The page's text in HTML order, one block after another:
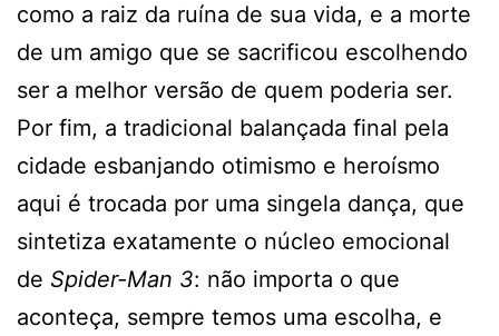
como a raiz da ruína de sua vida, e a morte
de um amigo que se sacrificou escolhendo
ser a melhor versão de quem poderia ser.
Por fim, a tradicional balançada final pela
cidade esbanjando otimismo e heroísmo
aqui é trocada por uma singela dança, que
sintetiza exatamente o núcleo emocional
de Spider-Man 3: não importa o que
aconteça, sempre temos uma escolha, e